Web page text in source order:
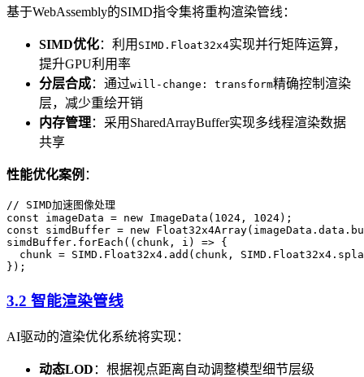
基于WebAssembly的SIMD指令集将重构渲染管线：
SIMD优化​：利用 SIMD.Float32x4实现并行矩阵运算，
提升GPU利用率
分层合成​：通过will-change: transform精确控制渲染
层，减少重绘开销
内存管理​：采用SharedArrayBuffer实现多线程渲染数据
共享
性能优化案例 ​：
// SIMD加速图像处理
const imageData = new ImageData(1024, 1024);
const simdBuffer = new
simdBuffer.forEach((chunk, i) => {
chunk = SIMD.Float32x4.add(chunk,
3.2 智能渲染管线
AI驱动的渲染优化系统将实现：
动态LOD ​：根据视点距离自动调整模型细节层级